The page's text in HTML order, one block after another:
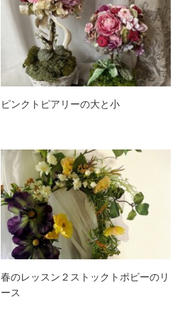
ピンクトピアリーの大と小
春のレッスン２ストックトポピーのリ
ース